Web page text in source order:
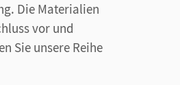
Die Materialien
vor und
Sie unsere Reihe